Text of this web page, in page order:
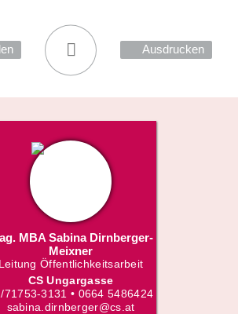
Ausdrucken
MBA Sabina Dirnberger-
Meixner
Leitung Öffentlichkeitsarbeit
CS Ungargasse
71753-3131 • 0664 5486424
sabina.dirnberger@cs.at